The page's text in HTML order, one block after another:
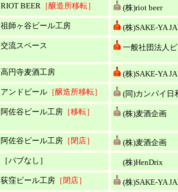
RIOT BEER ［醸造所移転］
(株)riot beer
祖師ヶ谷ビール工房
(株)SAKE-YA
交流スペース 一般社団法人
高円寺麦酒工房
(株)SAKE-YA
アンドビール ［醸造所移転］
(同)カンパイ日
阿佐谷ビール工房 ［移転］ (株)麦酒企画
阿佐谷ビール工房 ［閉店］
(株)麦酒企画
［パブなし］
(株)HenDrix
荻窪ビール工房 ［閉店］
(株)SAKE-YA